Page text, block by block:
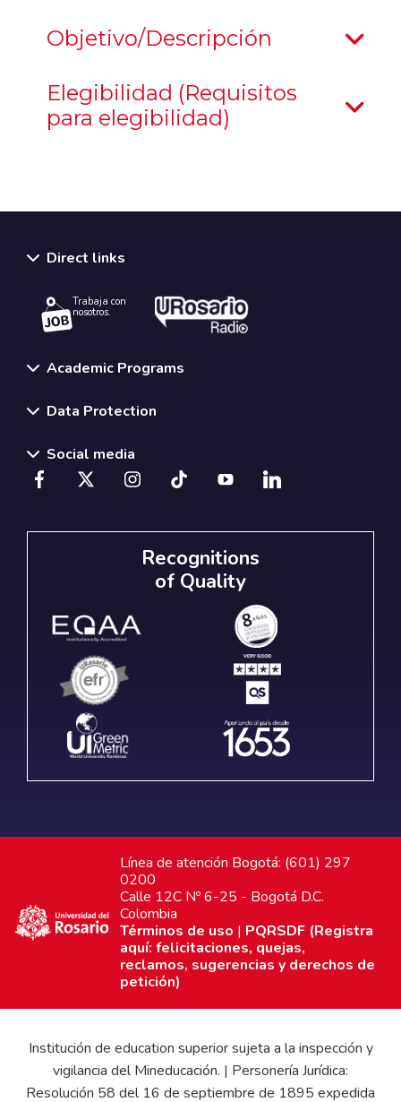
Objetivo/Descripción
Elegibilidad (Requisitos
para elegibilidad)
Direct links
Trabaja con
nosotros.
Academic Programs
Data Protection
Social media
Recognitions
of Quality
Línea de atención Bogotá: (601) 297
0200
Calle 12C Nº 6-25 - Bogotá D.C.
Colombia
Términos de uso | PQRSDF (Registra
aquí: felicitaciones, quejas,
reclamos, sugerencias y derechos de
petición)
Institución de education superior sujeta a la inspección y
vigilancia del Mineducación. | Personería Jurídica:
Resolución 58 del 16 de septiembre de 1895 expedida